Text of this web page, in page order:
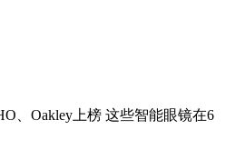
、Oakley上榜 这些智能眼镜在6